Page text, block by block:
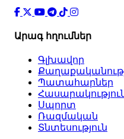
Արագ հղումներ
Գլխավոր
Պատահարներ
Սպորտ
Ռազմական
Տնտեսություն